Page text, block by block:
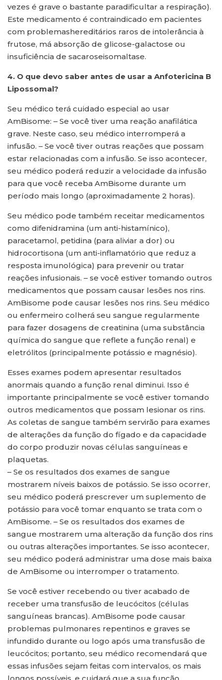
vezes é grave o bastante paradificultar a respiração).
Este medicamento é contraindicado em pacientes
com problemashereditários raros de intolerância à
frutose, má absorção de glicose-galactose ou
insuficiência de sacaroseisomaltase.
4. O que devo saber antes de usar a Anfotericina B
Lipossomal?
Seu médico terá cuidado especial ao usar
AmBisome: – Se você tiver uma reação anafilática
grave. Neste caso, seu médico interromperá a
infusão. – Se você tiver outras reações que possam
estar relacionadas com a infusão. Se isso acontecer,
seu médico poderá reduzir a velocidade da infusão
para que você receba AmBisome durante um
período mais longo (aproximadamente 2 horas).
Seu médico pode também receitar medicamentos
como difenidramina (um anti-histamínico),
paracetamol, petidina (para aliviar a dor) ou
hidrocortisona (um anti-inflamatório que reduz a
resposta imunológica) para prevenir ou tratar
reações infusionais. – se você estiver tomando outros
medicamentos que possam causar lesões nos rins.
AmBisome pode causar lesões nos rins. Seu médico
ou enfermeiro colherá seu sangue regularmente
para fazer dosagens de creatinina (uma substância
química do sangue que reflete a função renal) e
eletrólitos (principalmente potássio e magnésio).
Esses exames podem apresentar resultados
anormais quando a função renal diminui. Isso é
importante principalmente se você estiver tomando
outros medicamentos que possam lesionar os rins.
As coletas de sangue também servirão para exames
de alterações da função do fígado e da capacidade
do corpo produzir novas células sanguíneas e
plaquetas.
– Se os resultados dos exames de sangue
mostrarem níveis baixos de potássio. Se isso ocorrer,
seu médico poderá prescrever um suplemento de
potássio para você tomar enquanto se trata com o
AmBisome. – Se os resultados dos exames de
sangue mostrarem uma alteração da função dos rins
ou outras alterações importantes. Se isso acontecer,
seu médico poderá administrar uma dose mais baixa
de AmBisome ou interromper o tratamento.
Se você estiver recebendo ou tiver acabado de
receber uma transfusão de leucócitos (células
sanguíneas brancas). AmBisome pode causar
problemas pulmonares repentinos e graves se
infundido durante ou logo após uma transfusão de
leucócitos; portanto, seu médico recomendará que
essas infusões sejam feitas com intervalos, os mais